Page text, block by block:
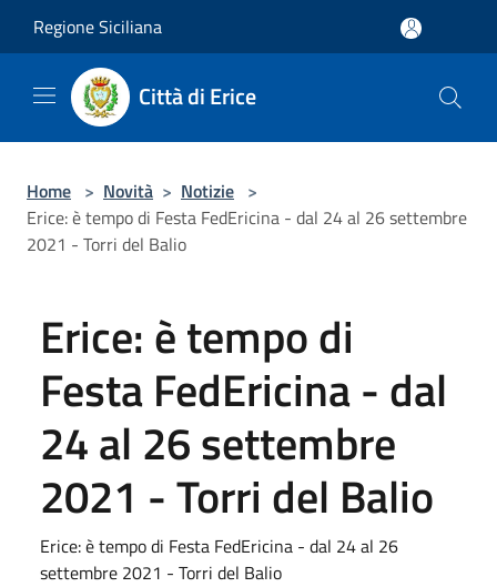
Regione Siciliana
Città di Erice
Home > Novità > Notizie >
Erice: è tempo di Festa FedEricina - dal 24 al 26 settembre
2021 - Torri del Balio
Erice: è tempo di
Festa FedEricina - dal
24 al 26 settembre
2021 - Torri del Balio
Erice: è tempo di Festa FedEricina - dal 24 al 26
settembre 2021 - Torri del Balio